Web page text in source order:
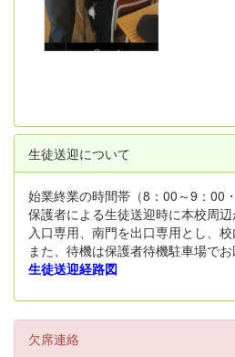
生徒送迎について
始業終業の時間帯（8：00～9：00
保護者による生徒送迎時に本校周
入口専用、南門を出口専用とし、校
また、待機は保護者待機駐車場でお
生徒送迎経路図
欠席連絡